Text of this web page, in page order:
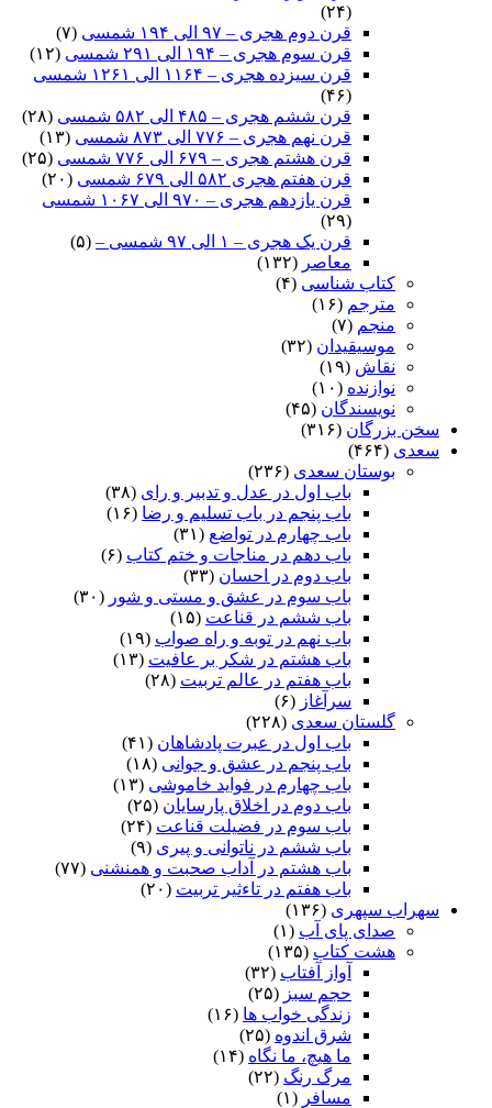
(۲۴)
قرن دوم هجری – ۹۷ الی ۱۹۴ شمسی
(۷)
قرن سوم هجری – ۱۹۴ الی ۲۹۱ شمسی
(۱۲)
قرن سیزده هجری – ۱۱۶۴ الی ۱۲۶۱ شمسی
(۴۶)
قرن ششم هجری – ۴۸۵ الی ۵۸۲ شمسی
(۲۸)
قرن نهم هجری – ۷۷۶ الی ۸۷۳ شمسی
(۱۳)
قرن هشتم هجری – ۶۷۹ الی ۷۷۶ شمسی
(۲۵)
قرن هفتم هجری ۵۸۲ الی ۶۷۹ شمسی
(۲۰)
قرن یازدهم هجری – ۹۷۰ الی ۱۰۶۷ شمسی
(۲۹)
قرن یک هجری – ۱ الی ۹۷ شمسی –
(۵)
معاصر (۱۳۲)
کتاب شناسی (۴)
مترجم (۱۶)
منجم (۷)
موسیقیدان (۳۲)
نقاش (۱۹)
نوازنده (۱۰)
نویسندگان (۴۵)
سخن بزرگان (۳۱۶)
سعدی (۴۶۴)
بوستان سعدی (۲۳۶)
باب اول در عدل و تدبیر و رای (۳۸)
باب پنجم در باب تسلیم و رضا (۱۶)
باب چهارم در تواضع (۳۱)
باب دهم در مناجات و ختم کتاب (۶)
باب دوم در احسان (۳۳)
باب سوم در عشق و مستی و شور (۳۰)
باب ششم در قناعت (۱۵)
باب نهم در توبه و راه صواب (۱۹)
باب هشتم در شکر بر عافیت (۱۳)
باب هفتم در عالم تربیت (۲۸)
سرآغاز (۶)
گلستان سعدی (۲۲۸)
باب اول در عبرت پادشاهان (۴۱)
باب پنجم در عشق و جوانى (۱۸)
باب چهارم در فواید خاموشى (۱۳)
باب دوم در اخلاق پارسایان (۲۵)
باب سوم در فضیلت قناعت (۲۴)
باب ششم در ناتوانى و پیرى (۹)
باب هشتم در آداب صحبت و همنشنى (۷۷)
باب هفتم در تاءثیر تربیت (۲۰)
سهراب سپهری (۱۳۶)
صدای پای آب (۱)
هشت کتاب (۱۳۵)
آواز آفتاب (۳۲)
حجم سبز (۲۵)
زندگی خواب ها (۱۶)
شرق اندوه (۲۵)
ما هیچ، ما نگاه (۱۴)
مرگ رنگ (۲۲)
مسافر (۱)